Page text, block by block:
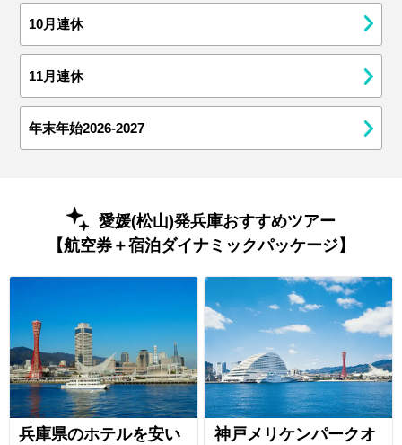
10月連休
11月連休
年末年始2026-2027
愛媛(松山)発兵庫おすすめツアー
【航空券＋宿泊ダイナミックパッケージ】
兵庫県のホテルを安い
神戸メリケンパークオ